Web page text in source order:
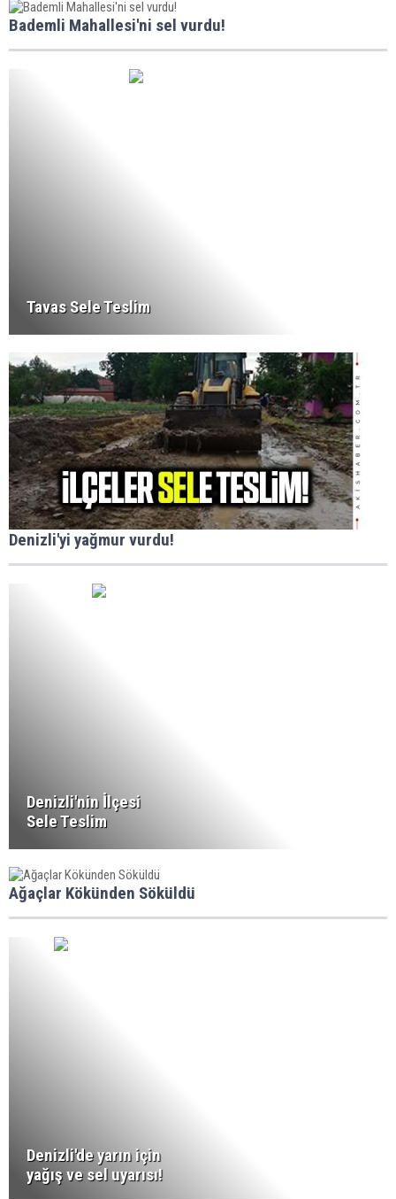
Bademli Mahallesi'ni sel vurdu!
Tavas Sele Teslim
Denizli'yi yağmur vurdu!
Denizli'nin İlçesi
Sele Teslim
Ağaçlar Kökünden Söküldü
Denizli'de yarın için
yağış ve sel uyarısı!